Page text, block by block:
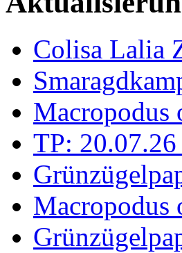
Colisa Lalia
Macropodus
TP:
Macropodus